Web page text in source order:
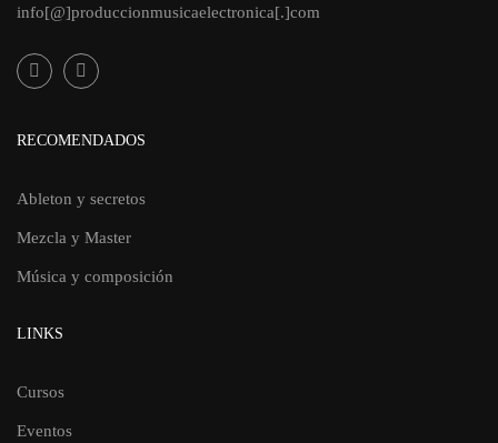
info[@]produccionmusicaelectronica[.]com
RECOMENDADOS
Ableton y secretos
Mezcla y Master
Música y composición
LINKS
Cursos
Eventos